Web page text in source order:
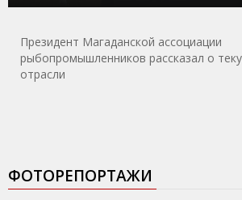
Президент Магаданской ассоциации
рыбопромышленников рассказал о
отрасли
ФОТОРЕПОРТАЖИ